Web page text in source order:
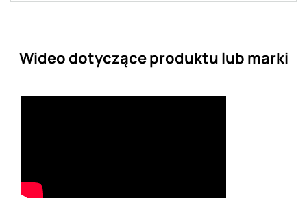
Wideo dotyczące produktu lub marki